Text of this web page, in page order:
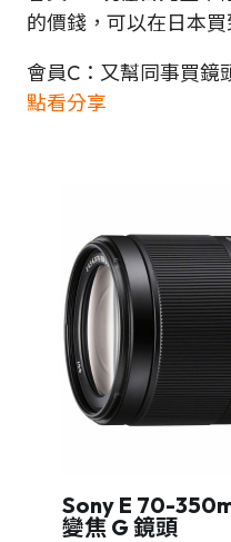
的價錢，可以在日本買
會員C：又幫同事買鏡
點看分享
Sony E 70-
變焦 G 鏡頭